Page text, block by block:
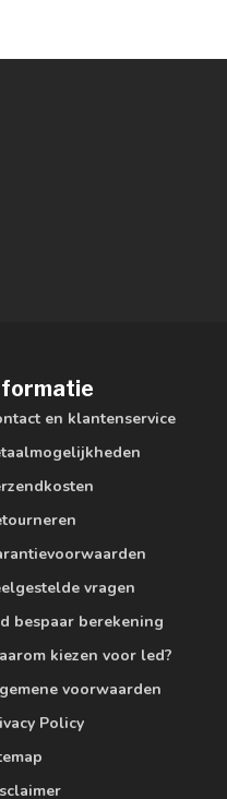
en klantenservice
vragen
bespaar berekening
kiezen voor led?
voorwaarden
Policy